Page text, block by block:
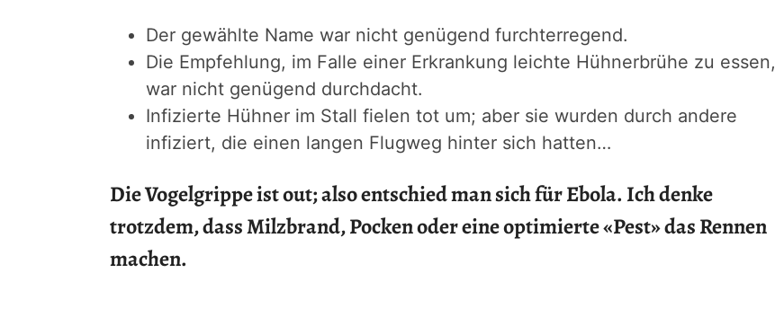
Der gewählte Name war nicht genügend furchterregend.
Die Empfehlung, im Falle einer Erkrankung leichte Hühnerbrühe zu essen,
war nicht genügend durchdacht.
Infizierte Hühner im Stall fielen tot um; aber sie wurden durch andere
infiziert, die einen langen Flugweg hinter sich hatten…
Die Vogelgrippe ist out; also entschied man sich für Ebola. Ich denke
trotzdem, dassMilzbrand, Pockenoder eine optimierte «Pest» das Rennen
machen.